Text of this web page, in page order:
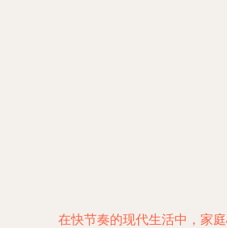
在快节奏的现代生活中，家